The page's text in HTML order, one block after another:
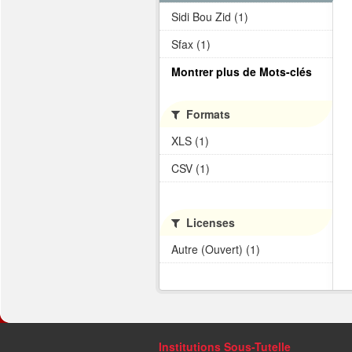
Sidi Bou Zid (1)
Sfax (1)
Montrer plus de Mots-clés
Formats
XLS (1)
CSV (1)
Licenses
Autre (Ouvert) (1)
Institutions Sous-Tutelle